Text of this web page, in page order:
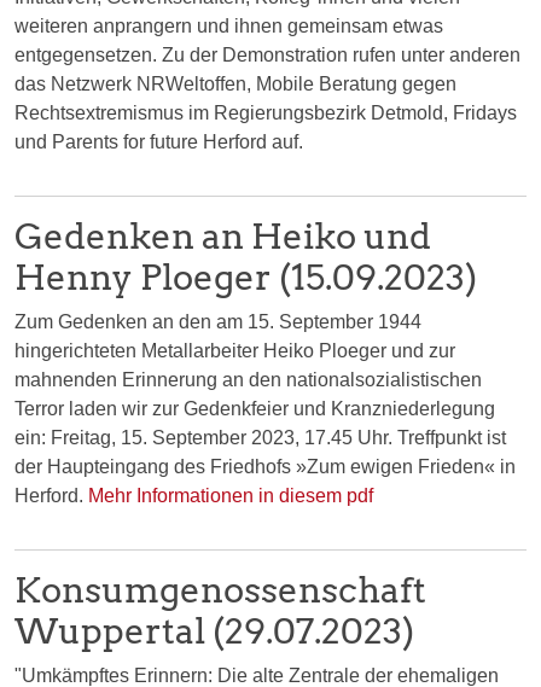
weiteren anprangern und ihnen gemeinsam etwas
entgegensetzen. Zu der Demonstration rufen unter anderen
das Netzwerk NRWeltoffen, Mobile Beratung gegen
Rechtsextremismus im Regierungsbezirk Detmold, Fridays
und Parents for future Herford auf.
Gedenken an Heiko und
Henny Ploeger (15.09.2023)
Zum Gedenken an den am 15. September 1944
hingerichteten Metallarbeiter Heiko Ploeger und zur
mahnenden Erinnerung an den nationalsozialistischen
Terror laden wir zur Gedenkfeier und Kranzniederlegung
ein: Freitag, 15. September 2023, 17.45 Uhr. Treffpunkt ist
der Haupteingang des Friedhofs »Zum ewigen Frieden« in
Herford. Mehr Informationen in diesem pdf
Konsumgenossenschaft
Wuppertal (29.07.2023)
"Umkämpftes Erinnern: Die alte Zentrale der ehemaligen